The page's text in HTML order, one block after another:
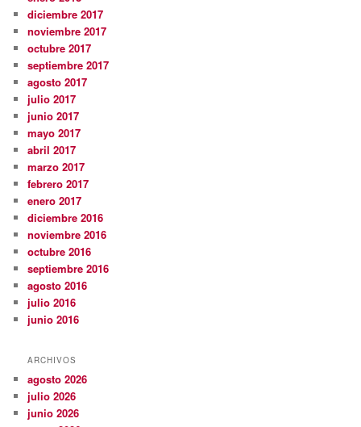
diciembre 2017
noviembre 2017
octubre 2017
septiembre 2017
agosto 2017
julio 2017
junio 2017
mayo 2017
abril 2017
marzo 2017
febrero 2017
enero 2017
diciembre 2016
noviembre 2016
octubre 2016
septiembre 2016
agosto 2016
julio 2016
junio 2016
ARCHIVOS
agosto 2026
julio 2026
junio 2026